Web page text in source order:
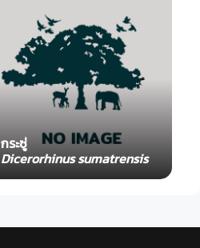
กระซู่
Dicerorhinus sumatrensis